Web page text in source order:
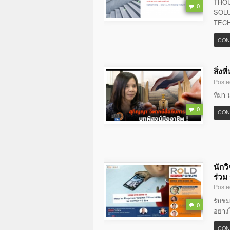
0
0
สิ่งที่
ที่มา
0
นัก
ร่วม
รับช
อย่าง